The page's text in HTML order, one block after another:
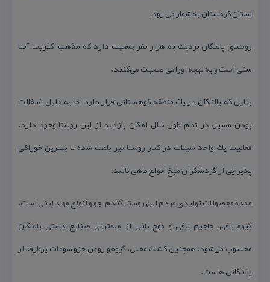
استان كردستان به شمار می رود.
روستای پالنگان نزدیك به هزار نفر جمعیت دارد كه مذهب اكثریت آنها
سنی است و به لهجه اورامی صحبت می‌كنند.
با این كه پالنگان در یك منطقه كوهستانی قرار دارد اما به دلیل آسفالت
بودن مسیر، در تمام طول سال امكان بازدید از این روستا وجود دارد.
فعالیت یك واحد شیلات در كنار روستا نیز باعث شده تا بهترین خوراكی
پذیرایی از گردشگران طبخ انواع ماهی باشد.
عمده محصولات تولیدی مردم این روستا، گندم، جو و انواع مواد لبنی است.
گیوه بافی، جاجیم بافی و موج بافی از مهمترین صنایع دستی پالنگان
محسوب می‌شود. همچنین كشك محلی، گیوه و روغن جزو سوغات پرطرفدار
پالنگانی هاست.